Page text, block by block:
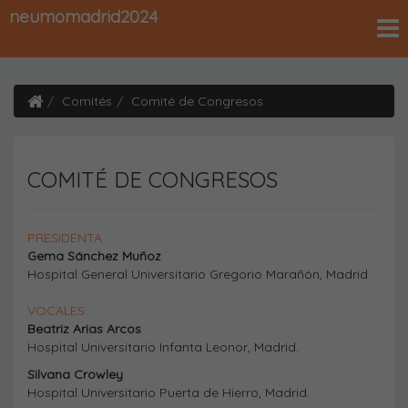
neumomadrid2024
Comités Comité de Congresos
COMITÉ DE CONGRESOS
PRESIDENTA
Gema Sánchez Muñoz
Hospital General Universitario Gregorio Marañón, Madrid.
VOCALES
Beatriz Arias Arcos
Hospital Universitario Infanta Leonor, Madrid.
Silvana Crowley
Hospital Universitario Puerta de Hierro, Madrid.